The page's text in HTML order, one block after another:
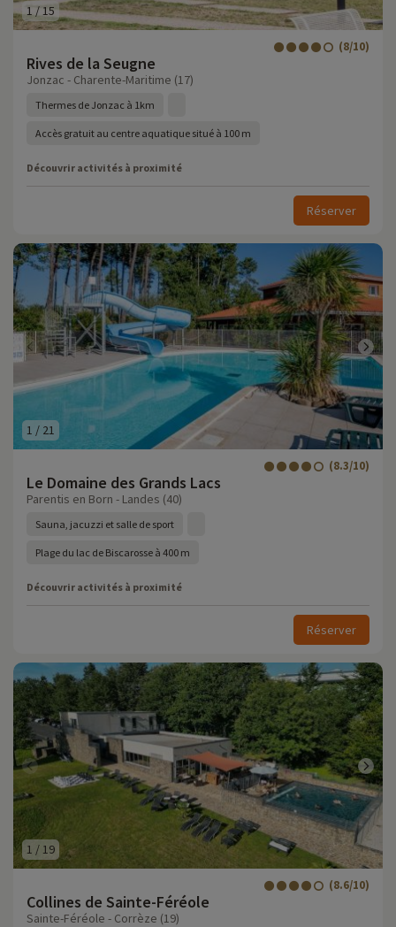
1 /15
Rives de la Seugne
(8/10)
Jonzac - Charente-Maritime (17)
Thermes de Jonzac à 1km
Accès gratuit au centre aquatique situé à 100 m
Découvrir activités à proximité
Réserver
1 / 21
Le Domaine des Grands Lacs
(8.3/10)
Parentis en Born - Landes (40)
Sauna, jacuzzi et salle de sport
Plage du lac de Biscarosse à 400 m
Découvrir activités à proximité
Réserver
1 / 19
Collines de Sainte-Féréole
(8.6/10)
Sainte-Féréole - Corrèze (19)